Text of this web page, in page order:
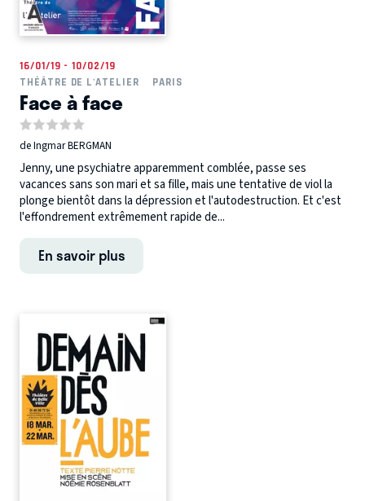
16/01/19 - 10/02/19
THÉÂTRE DE L'ATELIER
PARIS
Face à face
de Ingmar BERGMAN
Jenny, une psychiatre apparemment comblée, passe ses
vacances sans son mari et sa fille, mais une tentative de viol la
plonge bientôt dans la dépression et l'autodestruction. Et c'est
l'effondrement extrêmement rapide de...
En savoir plus